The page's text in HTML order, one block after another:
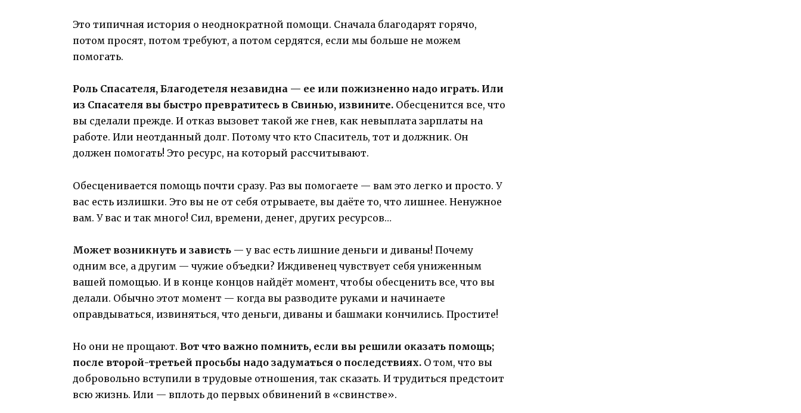
Это типичная история о неоднократной помощи. Сначала благодарят горячо,
потом просят, потом требуют, а потом сердятся, если мы больше не можем
помогать.
Роль Спасателя, Благодетеля незавидна — ее или пожизненно надо играть. Или
из Спасателя вы быстро превратитесь в Свинью, извините. Обесценится все, что
вы сделали прежде. И отказ вызовет такой же гнев, как невыплата зарплаты на
работе. Или неотданный долг. Потому что кто Спаситель, тот и должник. Он
должен помогать! Это ресурс, на который рассчитывают.
Обесценивается помощь почти сразу. Раз вы помогаете — вам это легко и просто. У
вас есть излишки. Это вы не от себя отрываете, вы даёте то, что лишнее. Ненужное
вам. У вас и так много! Сил, времени, денег, других ресурсов…
Может возникнуть и зависть — у вас есть лишние деньги и диваны! Почему
одним все, а другим — чужие объедки? Иждивенец чувствует себя униженным
вашей помощью. И в конце концов найдёт момент, чтобы обесценить все, что вы
делали. Обычно этот момент — когда вы разводите руками и начинаете
оправдываться, извиняться, что деньги, диваны и башмаки кончились. Простите!
Но они не прощают. Вот что важно помнить, если вы решили оказать помощь;
после второй-третьей просьбы надо задуматься о последствиях. О том, что вы
добровольно вступили в трудовые отношения, так сказать. И трудиться предстоит
всю жизнь. Или — вплоть до первых обвинений в «свинстве».